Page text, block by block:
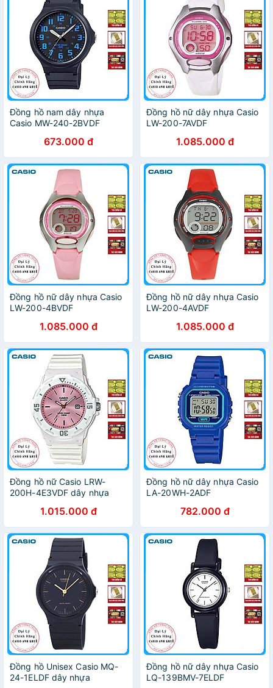
Đồng hồ nam dây nhựa
Casio MW-240-2BVDF
673.000 đ
Đồng hồ nữ dây nhựa Casio
LW-200-7AVDF
1.085.000 đ
Đồng hồ nữ dây nhựa Casio
LW-200-4BVDF
1.085.000 đ
Đồng hồ nữ dây nhựa Casio
LW-200-4AVDF
1.085.000 đ
Đồng hồ nữ Casio LRW-
200H-4E3VDF dây nhựa
1.015.000 đ
Đồng hồ nữ dây nhựa Casio
LA-20WH-2ADF
782.000 đ
Đồng hồ Unisex Casio MQ-
24-1ELDF dây nhựa
Đồng hồ nữ dây nhựa Casio
LQ-139BMV-7ELDF